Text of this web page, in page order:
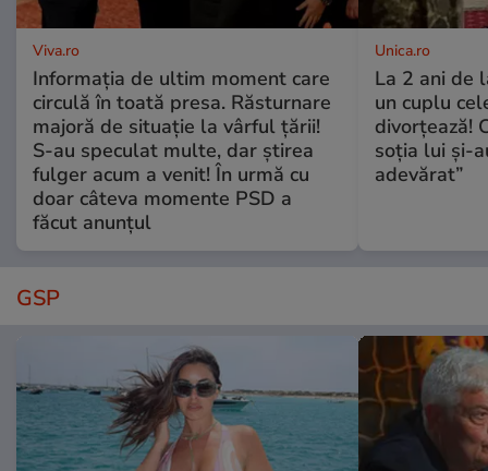
Viva.ro
Informația de ultim moment care
circulă în toată presa. Răsturnare
majoră de situație la vârful țării!
S-au speculat multe, dar știrea
fulger acum a venit! În urmă cu
doar câteva momente PSD a
făcut anunțul
Unica.ro
La 2 ani de
un cuplu
divorțează!
soția lui și-
adevărat”
GSP